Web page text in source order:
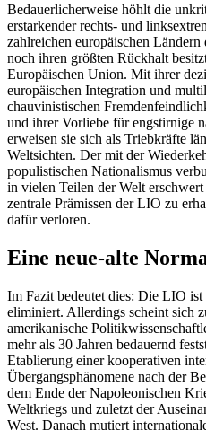
Bedauerlicherweise höhlt die
erstarkender rechts- und
zahlreichen europäischen
noch ihren größten Rückhalt
Europäischen Union. Mit ihrer
europäischen Integration und
chauvinistischen
und ihrer Vorliebe für engstirnige
erweisen sie sich als Triebkräfte
Weltsichten. Der mit der
populistischen Nationalismus
in vielen Teilen der Welt
zentrale Prämissen der LIO zu
dafür verloren.
Eine neue-alte
Im Fazit bedeutet dies: Die LIO
eliminiert. Allerdings scheint sich
amerikanische
mehr als 30 Jahren bedauernd
Etablierung einer kooperativen
Übergangsphänomene nach der
dem Ende der Napoleonischen
Weltkriegs und zuletzt der
West. Danach mutiert